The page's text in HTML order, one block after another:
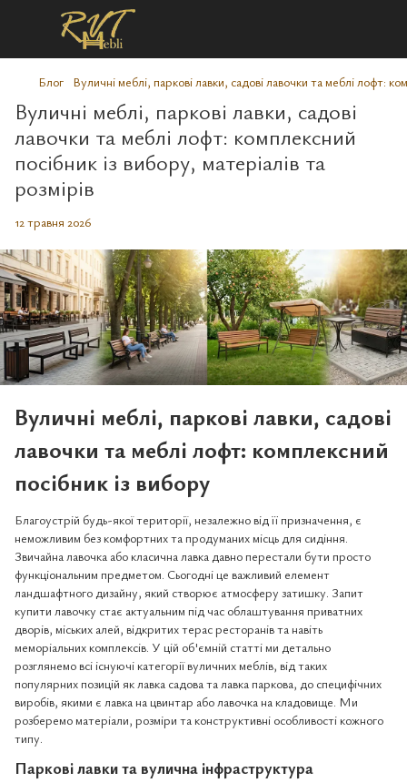
Блог Вуличні меблі, паркові лавки, садові лавочки та меблі лофт:
Вуличні меблі, паркові лавки, садові
лавочки та меблі лофт: комплексний
посібник із вибору, матеріалів та
розмірів
12 травня 2026
Вуличні меблі, паркові лавки, садові
лавочки та меблі лофт: комплексний
посібник із вибору
Благоустрій будь-якої території, незалежно від її призначення, є
неможливим без комфортних та продуманих місць для сидіння.
Звичайна лавочка або класична лавка давно перестали бути просто
функціональним предметом. Сьогодні це важливий елемент
ландшафтного дизайну, який створює атмосферу затишку. Запит
купити лавочку стає актуальним під час облаштування приватних
дворів, міських алей, відкритих терас ресторанів та навіть
меморіальних комплексів. У цій об'ємній статті ми детально
розглянемо всі існуючі категорії вуличних меблів, від таких
популярних позицій як лавка садова та лавка паркова, до специфічних
виробів, якими є лавка на цвинтар або лавочка на кладовище. Ми
розберемо матеріали, розміри та конструктивні особливості кожного
типу.
Паркові лавки та вулична інфраструктура